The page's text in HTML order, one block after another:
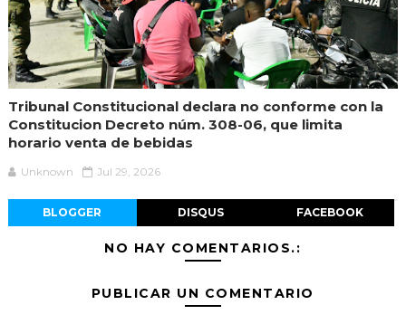
Tribunal Constitucional declara no conforme con la
Constitucion Decreto núm. 308-06, que limita
horario venta de bebidas
Unknown Jul 29, 2026
BLOGGER DISQUS FACEBOOK
NO HAY COMENTARIOS.:
PUBLICAR UN COMENTARIO